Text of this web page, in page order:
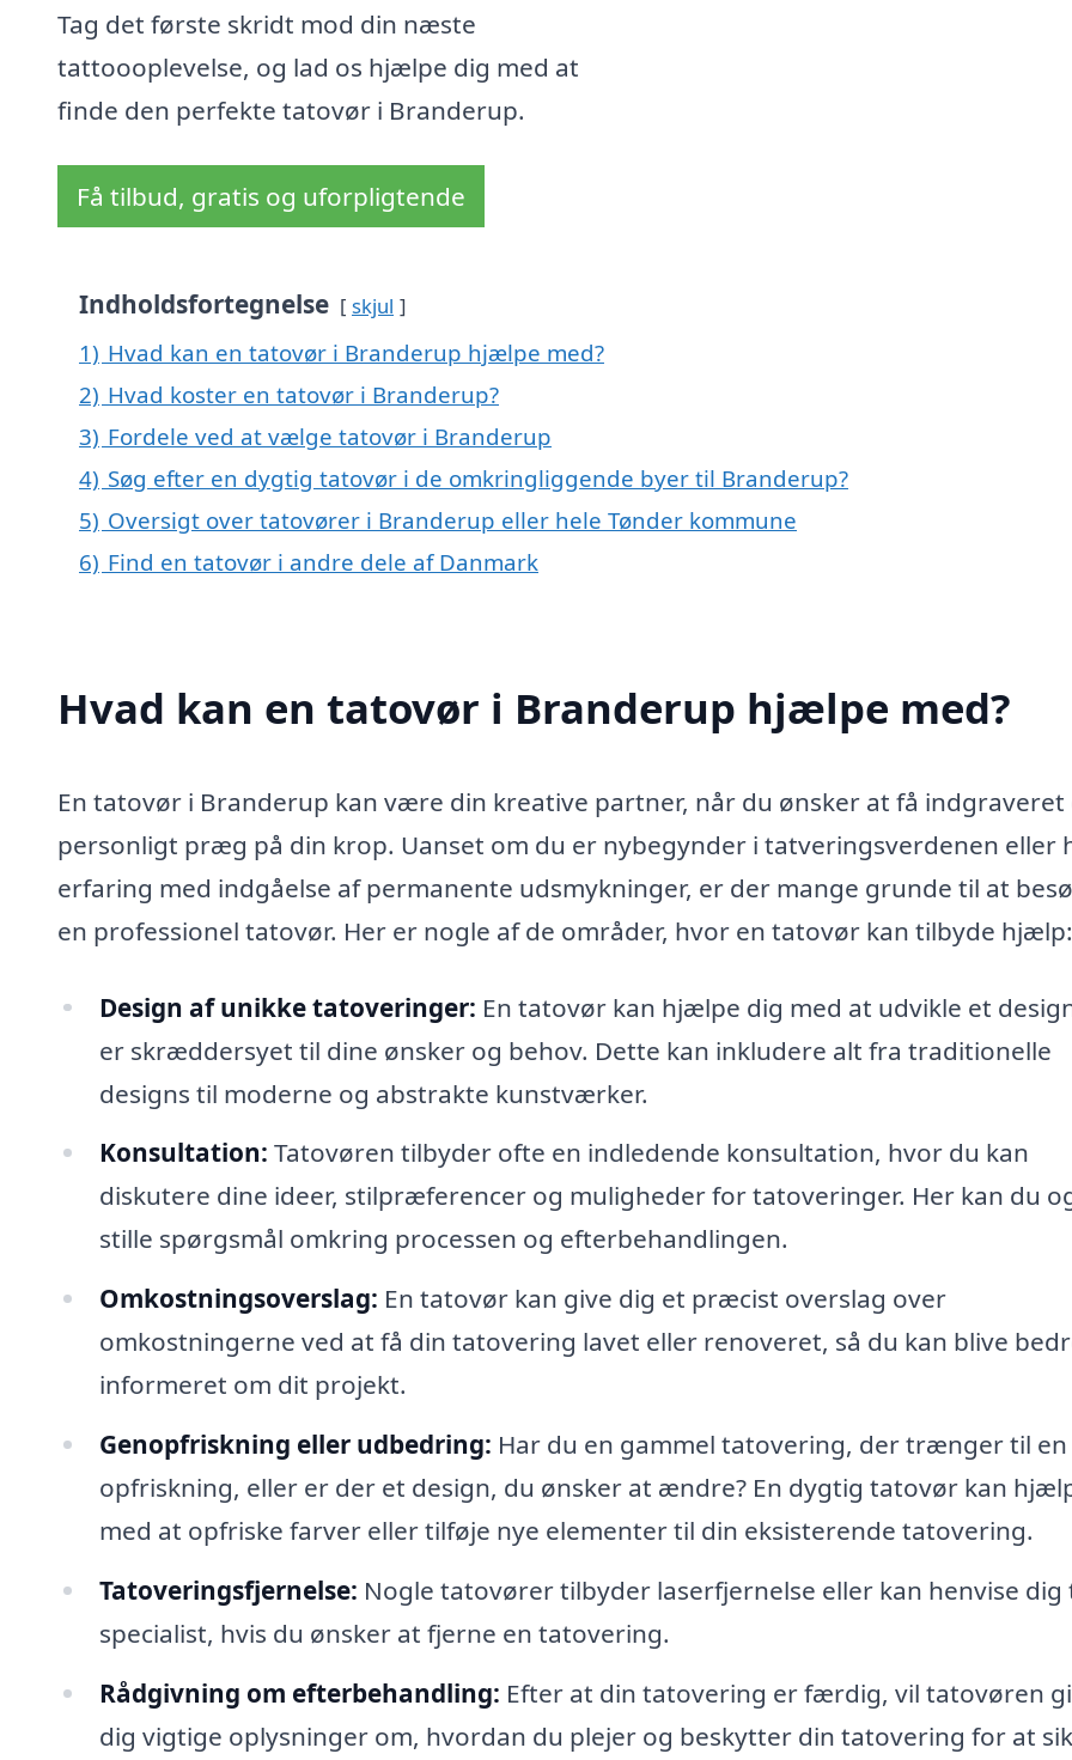
Tag det første skridt mod din næste
tattoooplevelse, og lad os hjælpe dig med at
finde den perfekte tatovør i Branderup.
Få tilbud, gratis og uforpligtende
Indholdsfortegnelse skjul
1) Hvad kan en tatovør i Branderup hjælpe med?
2) Hvad koster en tatovør i Branderup?
3) Fordele ved at vælge tatovør i Branderup
4) Søg efter en dygtig tatovør i de omkringliggende byer til Branderup?
5) Oversigt over tatovører i Branderup eller hele Tønder kommune
6) Find en tatovør i andre dele af Danmark
Hvad kan en tatovør i Branderup hjælpe med?
En tatovør i Branderup kan være din kreative partner, når du ønsker at få indgraveret
personligt præg på din krop. Uanset om du er nybegynder i tatveringsverdenen eller
erfaring med indgåelse af permanente udsmykninger, er der mange grunde til at
en professionel tatovør. Her er nogle af de områder, hvor en tatovør kan tilbyde hjælp:
Design af unikke tatoveringer: En tatovør kan hjælpe dig med at udvikle et
er skræddersyet til dine ønsker og behov. Dette kan inkludere alt fra traditionelle
designs til moderne og abstrakte kunstværker.
Konsultation: Tatovøren tilbyder ofte en indledende konsultation, hvor du kan
diskutere dine ideer, stilpræferencer og muligheder for tatoveringer. Her kan du
stille spørgsmål omkring processen og efterbehandlingen.
Omkostningsoverslag: En tatovør kan give dig et præcist overslag over
omkostningerne ved at få din tatovering lavet eller renoveret, så du kan blive
informeret om dit projekt.
Genopfriskning eller udbedring: Har du en gammel tatovering, der trænger til en
opfriskning, eller er der et design, du ønsker at ændre? En dygtig tatovør kan
med at opfriske farver eller tilføje nye elementer til din eksisterende tatovering.
Tatoveringsfjernelse: Nogle tatovører tilbyder laserfjernelse eller kan henvise dig
specialist, hvis du ønsker at fjerne en tatovering.
Rådgivning om efterbehandling: Efter at din tatovering er færdig, vil tatovøren
dig vigtige oplysninger om, hvordan du plejer og beskytter din tatovering for at